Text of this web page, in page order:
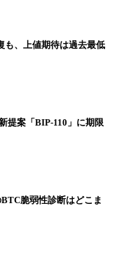
も、上値期待は過去最低
提案「BIP-110」に期限
脆弱性診断はどこま